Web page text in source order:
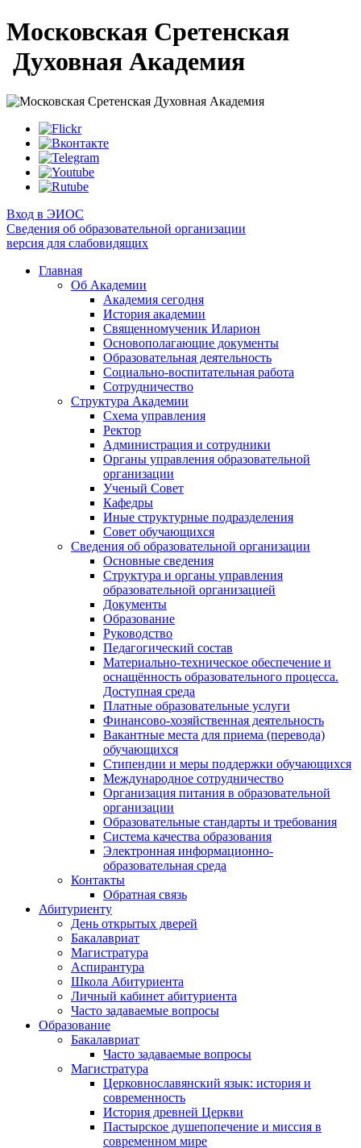
Московская Сретенская
Духовная Академия
Вход в ЭИОС
Сведения об образовательной организации
версия для слабовидящих
Главная
Об Академии
Академия сегодня
История академии
Священномученик Иларион
Основополагающие документы
Образовательная деятельность
Социально-воспитательная работа
Сотрудничество
Структура Академии
Схема управления
Ректор
Администрация и сотрудники
Органы управления образовательной
организации
Ученый Совет
Кафедры
Иные структурные подразделения
Совет обучающихся
Сведения об образовательной организации
Основные сведения
Структура и органы управления
образовательной организацией
Документы
Образование
Руководство
Педагогический состав
Материально-техническое обеспечение и
оснащённость образовательного процесса.
Доступная среда
Платные образовательные услуги
Финансово-хозяйственная деятельность
Вакантные места для приема (перевода)
обучающихся
Стипендии и меры поддержки обучающихся
Международное сотрудничество
Организация питания в образовательной
организации
Образовательные стандарты и требования
Система качества образования
Электронная информационно-
образовательная среда
Контакты
Обратная связь
Абитуриенту
День открытых дверей
Бакалавриат
Магистратура
Аспирантура
Школа Абитуриента
Личный кабинет абитуриента
Часто задаваемые вопросы
Образование
Бакалавриат
Часто задаваемые вопросы
Магистратура
Церковнославянский язык: история и
современность
История древней Церкви
Пастырское душепопечение и миссия в
современном мире